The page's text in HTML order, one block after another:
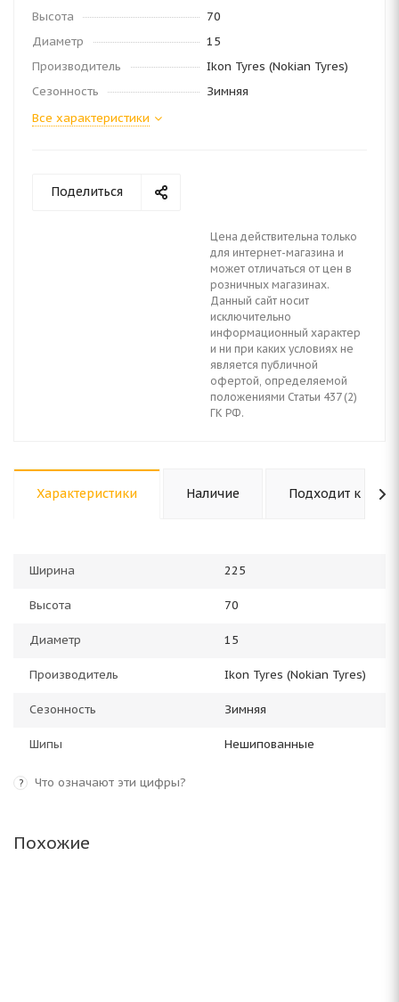
Высота
70
Диаметр
15
Производитель
Ikon Tyres (Nokian Tyres)
Сезонность
Зимняя
Все характеристики
Поделиться
Цена действительна только
для интернет-магазина и
может отличаться от цен в
розничных магазинах.
Данный сайт носит
исключительно
информационный характер
и ни при каких условиях не
является публичной
офертой, определяемой
положениями Статьи 437 (2)
ГК РФ.
Характеристики Наличие Подходит к авто
Ширина 225
Высота 70
Диаметр 15
Производитель Ikon Tyres (Nokian Tyres)
Сезонность Зимняя
Шипы Нешипованные
? Что означают эти цифры?
Похожие